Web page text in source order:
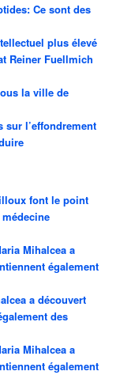
Ce sont des
plus élevé
Reiner Fuellmich
la ville de
sur l’effondrement
font le point
Mihalcea a
également
a découvert
des
Mihalcea a
également